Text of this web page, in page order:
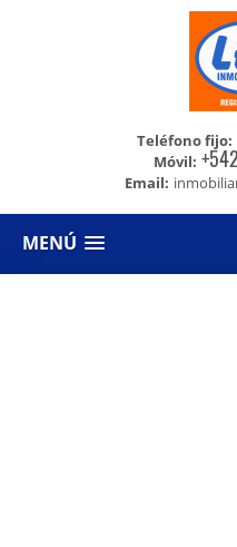
Teléfono fijo:
Móvil:
Email:
MENÚ